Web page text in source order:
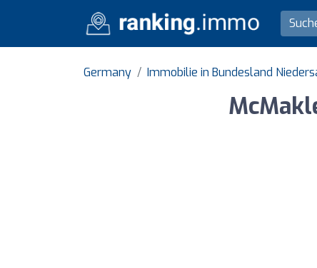
Germany Immobilie in Bundesland